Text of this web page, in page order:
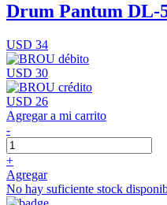
Drum Pantum DL-
USD 34
USD 30
USD 26
Agregar a mi carrito
-
+
Agregar
No hay suficiente stock